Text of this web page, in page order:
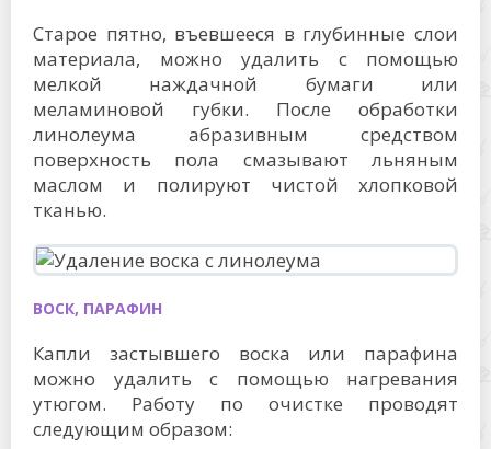
Старое пятно, въевшееся в глубинные слои
материала, можно удалить с помощью
мелкой наждачной бумаги или
меламиновой губки. После обработки
линолеума абразивным средством
поверхность пола смазывают льняным
маслом и полируют чистой хлопковой
тканью.
ВОСК, ПАРАФИН
Капли застывшего воска или парафина
можно удалить с помощью нагревания
утюгом. Работу по очистке проводят
следующим образом: